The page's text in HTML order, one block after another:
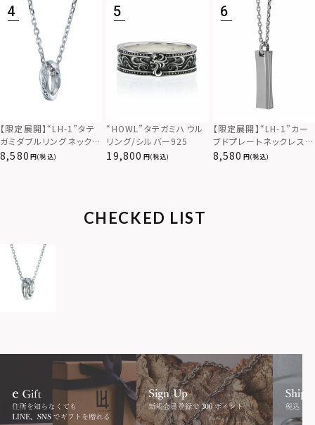
【限定展開】“LH-1”タテ
ガミダブルリングネックレ
ス（ツイスト/シルバー）/
8,580 (税込)
“HOWL”タテガミハウル
リング/シルバー925
19,800 (税込)
【限定展開】“LH-1”カー
ブドプレートネックレス/
サージカルステンレス（金
8,580 (税込)
CHECKED LIST